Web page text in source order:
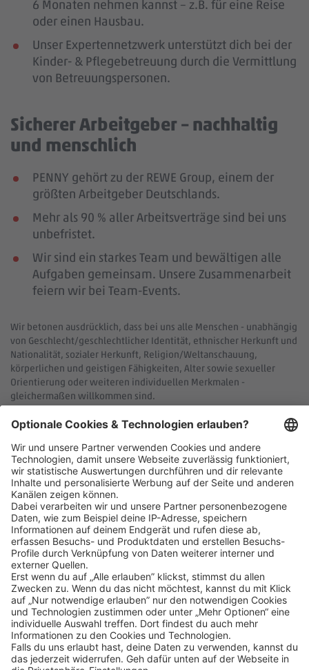
6 Monaten nehmen kannst – z.B. für eine Reise
oder einen Hausbau.
Unser Expertennetzwerk unterstützt dich bei der
Kinder- & Pflegebetreuung durch die Vermittlung
von Betreuungspersonen.
Sicherer Arbeitgeber – nachhaltig
und menschlich
PENNY gehört zu der REWE Group, einem der
größten Arbeitgeber Deutschlands.
Mehr als 90 % aller Arbeitsverträge sind bei uns
unbefristet.
Wir sind ein starkes Team und bewältigen alle
Aufgaben gemeinsam. Unsere Zusammenarbeit
feiern wir bei Team-Events.
Wir betonen ausdrücklich, dass bei uns alle Menschen - unabhängig
von Geschlecht/geschlechtlicher Identität, ethnischer Herkunft und
Nationalität, sozialer Herkunft, Religion/Weltanschauung,
körperlichen und geistigen Fähigkeiten, Alter sowie sexueller
Orientierung oder weiteren individuellen Merkmalen -
gleichermaßen willkommen sind.
Klickehier, um alle offenen Jobs zu sehen.
Impressum Datenschutz
Privatsphäre-Einstellungen
Veranstaltungen
FAQ
Sitemap